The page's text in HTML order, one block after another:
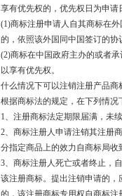
享有优先权的，优先权日为申请
(1)商标注册申请人自其商标在
的，依照该外国同中国签订的
(2)商标在中国政府主办的或者
以享有优先权。
什么情况下可以注销注册产品商
根据商标法的规定，在下列情况
1、注册商标法定期限届满，未
2、商标注册人申请注销其注册
分指定商品上的效力自商标局收
3、商标注册人死亡或者终止，
该注册商标。提出注销申请的
的，该注册商标专用权自商标注